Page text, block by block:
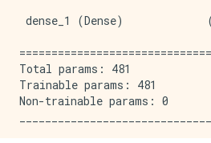
dense_1 (Dense)
Total params: 481
Trainable params: 481
Non-trainable params: 0